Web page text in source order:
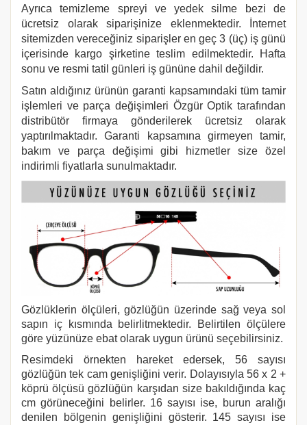
Ayrıca temizleme spreyi ve yedek silme bezi de
ücretsiz olarak siparişinize eklenmektedir. İnternet
sitemizden vereceğiniz siparişler en geç 3 (üç) iş günü
içerisinde kargo şirketine teslim edilmektedir. Hafta
sonu ve resmi tatil günleri iş gününe dahil değildir.
Satın aldığınız ürünün garanti kapsamındaki tüm tamir
işlemleri ve parça değişimleri Özgür Optik tarafından
distribütör firmaya gönderilerek ücretsiz olarak
yaptırılmaktadır. Garanti kapsamına girmeyen tamir,
bakım ve parça değişimi gibi hizmetler size özel
indirimli fiyatlarla sunulmaktadır.
Gözlüklerin ölçüleri, gözlüğün üzerinde sağ veya sol
sapın iç kısmında belirlitmektedir. Belirtilen ölçülere
göre yüzünüze ebat olarak uygun ürünü seçebilirsiniz.
Resimdeki örnekten hareket edersek, 56 sayısı
gözlüğün tek cam genişliğini verir. Dolayısıyla 56 x 2 +
köprü ölçüsü gözlüğün karşıdan size bakıldığında kaç
cm görüneceğini belirler. 16 sayısı ise, burun aralığı
denilen bölgenin genişliğini gösterir. 145 sayısı ise